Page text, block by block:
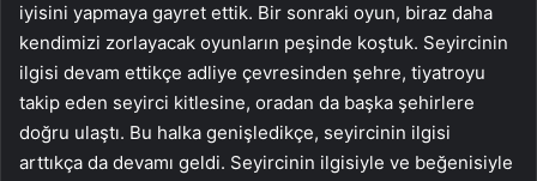
iyisini yapmaya gayret ettik. Bir sonraki oyun, biraz daha
kendimizi zorlayacak oyunların peşinde koştuk. Seyircinin
ilgisi devam ettikçe adliye çevresinden şehre, tiyatroyu
takip eden seyirci kitlesine, oradan da başka şehirlere
doğru ulaştı. Bu halka genişledikçe, seyircinin ilgisi
arttıkça da devamı geldi. Seyircinin ilgisiyle ve beğenisiyle